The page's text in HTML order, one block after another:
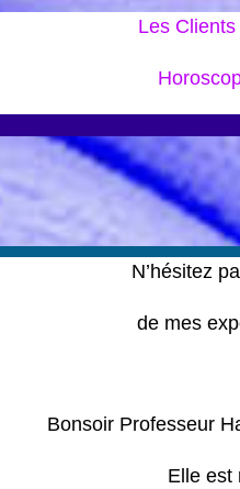
Les
N’hésitez
de mes
Bonsoir Professeur
Elle est